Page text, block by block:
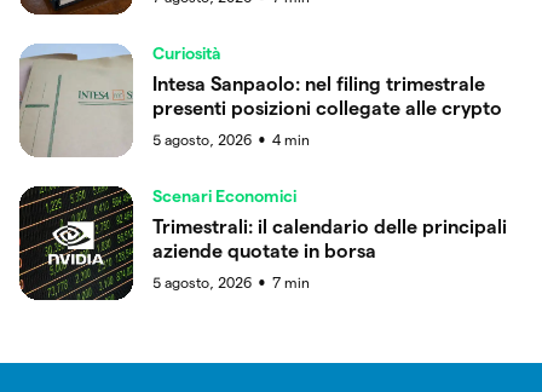
Curiosità
Intesa Sanpaolo: nel filing trimestrale
presenti posizioni collegate alle crypto
5 agosto, 2026 ● 4 min
Scenari Economici
Trimestrali: il calendario delle principali
aziende quotate in borsa
5 agosto, 2026 ● 7 min